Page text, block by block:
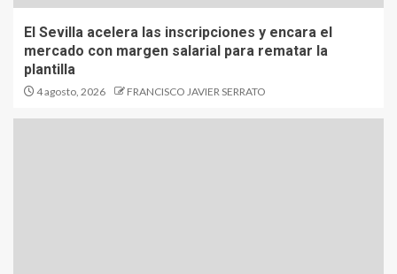
El Sevilla acelera las inscripciones y encara el
mercado con margen salarial para rematar la
plantilla
4 agosto, 2026 FRANCISCO JAVIER SERRATO